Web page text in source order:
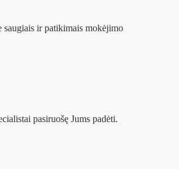
saugiais ir patikimais mokėjimo
pasiruošę Jums padėti.